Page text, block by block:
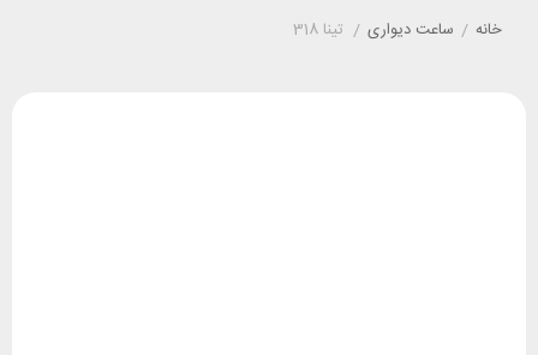
خانه / ساعت دیواری / تینا 318